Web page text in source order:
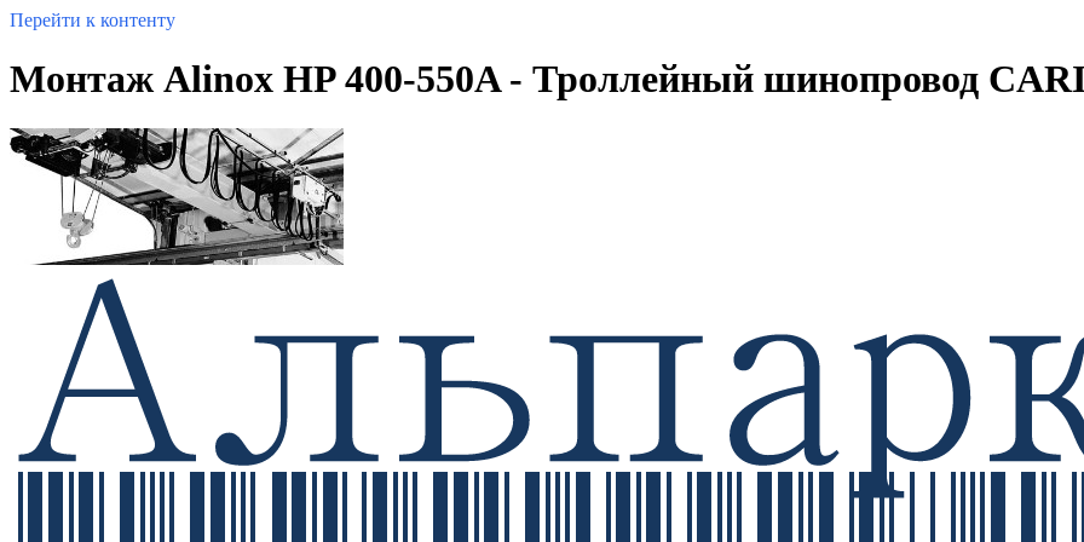
Перейти к контенту
Монтаж Alinox HP 400-550A - Троллейный шинопровод